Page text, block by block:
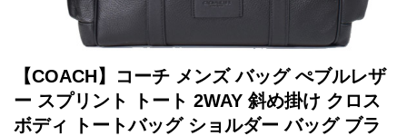
【COACH】コーチ メンズ バッグ ぺブルレザ
ー スプリント トート 2WAY 斜め掛け クロス
ボディ トートバッグ ショルダー バッグ ブラ